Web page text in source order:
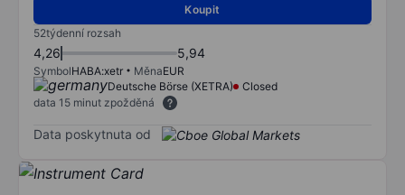
Koupit
52týdenní rozsah
4,26 5,94
SymbolHABA:xetr MěnaEUR
Deutsche Börse (XETRA)
Closed
data 15 minut zpožděná
Data poskytnuta od